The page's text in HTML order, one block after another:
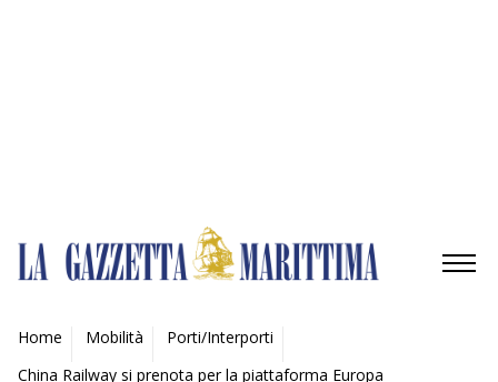
AMBIENTE
Home Mobilità
Porti/Interporti
China Railway si prenota per la piattaforma Europa